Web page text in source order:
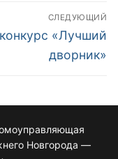
СЛЕДУЮЩИЙ
Следующая
конкурс «Лучший
дворник»
Новгорода —